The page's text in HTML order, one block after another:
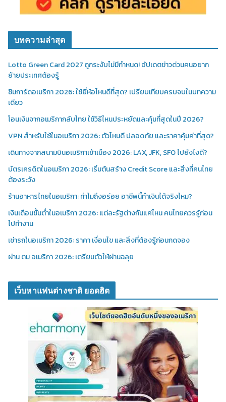
บทความล่าสุด
Lotto Green Card 2027 ถูกระงับไม่มีกำหนด! อัปเดตข่าวด่วนคนอยาก
ย้ายประเทศต้องรู้
ซิมการ์ดอเมริกา 2026: ใช้ยี่ห้อไหนดีที่สุด? เปรียบเทียบครบจบในบทความ
เดียว
โอนเงินจากอเมริกากลับไทย ใช้วิธีไหนประหยัดและคุ้มที่สุดในปี 2026?
VPN สำหรับใช้ในอเมริกา 2026: ตัวไหนดี ปลอดภัย และราคาคุ้มค่าที่สุด?
เดินทางจากสนามบินอเมริกาเข้าเมือง 2026: LAX, JFK, SFO ไปยังไงดี?
บัตรเครดิตในอเมริกา 2026: เริ่มต้นสร้าง Credit Score และสิ่งที่คนไทย
ต้องระวัง
ร้านอาหารไทยในอเมริกา: ทำไมถึงอร่อย อาชีพนี้ทำเงินได้จริงไหม?
เงินเดือนขั้นต่ำในอเมริกา 2026: แต่ละรัฐต่างกันแค่ไหน คนไทยควรรู้ก่อน
ไปทำงาน
เช่ารถในอเมริกา 2026: ราคา เงื่อนไข และสิ่งที่ต้องรู้ก่อนกดจอง
ผ่าน ตม อเมริกา 2026: เตรียมตัวให้ผ่านฉลุย
เว็บหาแฟนต่างชาติ ยอดฮิต